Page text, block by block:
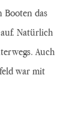
das
Natürlich
Auch
war mit